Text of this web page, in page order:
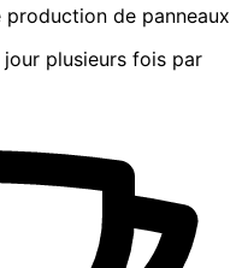
production de panneaux
jour plusieurs fois par